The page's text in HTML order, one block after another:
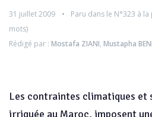
31 juillet 2009 Paru dans le N°323 à la
mots)
Rédigé par : Mostafa ZIANI, Mustapha
Les contraintes climatiques
irriguée au Maroc, imposent